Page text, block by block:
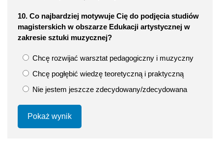
10. Co najbardziej motywuje Cię do podjęcia studiów
magisterskich w obszarze Edukacji artystycznej w
zakresie sztuki muzycznej?
Chcę rozwijać warsztat pedagogiczny i muzyczny
Chcę pogłębić wiedzę teoretyczną i praktyczną
Nie jestem jeszcze zdecydowany/zdecydowana
Pokaż wynik